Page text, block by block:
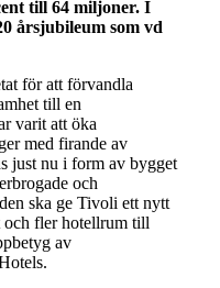
till 64 miljoner. I
årsjubileum som vd
för att förvandla
till en
varit att öka
med firande av
just nu i form av bygget
och
ska ge Tivoli ett nytt
och fler hotellrum till
av